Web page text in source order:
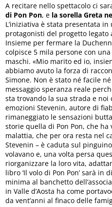
A recitare nello spettacolo ci
di Pon Pon, e la sorella Greta
L’iniziativa è stata presentata
protagonisti del progetto legato
Insieme per fermare la
colpisce 5 mila persone con
maschi. «Mio marito ed io,
abbiamo avuto la forza di
Simone. Non è stato né facile
messaggio speranza reale
sta trovando la sua strada e noi
emozioni Stevenin, autore di
rimaneggiato le sensazioni
storie quella di Pon Pon, che
malattia, che per ora resta nel
Stevenin – è caduta sul
volavano e, una volta persa
riorganizzare la loro vita,
libro ‘Il volo di Pon Pon’ sarà in
minima al banchetto
in Valle d’Aosta ha come
da vent’anni al finaco delle